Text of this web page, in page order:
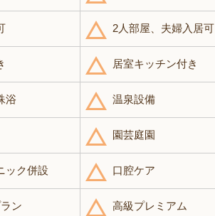
2人部屋、夫婦入居可
居室キッチン付き
浴 温泉設備
園芸庭園
ック併設 口腔ケア
ン 高級プレミアム